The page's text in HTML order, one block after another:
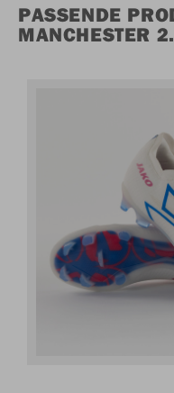
PASSENDE
MANCHESTER